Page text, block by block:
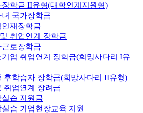
장학금 II유형(대학연계지원형)
녀 국가장학금
인재장학금
취업연계 장학금
근로장학금
기업 취업연계 장학금(희망사다리 I유
후학습자 장학금(희망사다리 II유형)
취업연계 장려금
실습 지원금
실습 기업현장교육 지원